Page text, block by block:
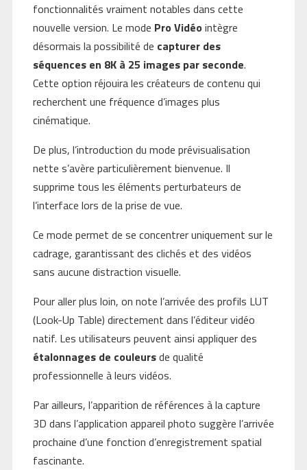
fonctionnalités vraiment notables dans cette
nouvelle version. Le mode Pro Vidéo intègre
désormais la possibilité de capturer des
séquences en 8K à 25 images par seconde.
Cette option réjouira les créateurs de contenu qui
recherchent une fréquence d’images plus
cinématique.
De plus, l’introduction du mode prévisualisation
nette s’avère particulièrement bienvenue. Il
supprime tous les éléments perturbateurs de
l’interface lors de la prise de vue.
Ce mode permet de se concentrer uniquement sur le
cadrage, garantissant des clichés et des vidéos
sans aucune distraction visuelle.
Pour aller plus loin, on note l’arrivée des profils LUT
(Look-Up Table) directement dans l’éditeur vidéo
natif. Les utilisateurs peuvent ainsi appliquer des
étalonnages de couleursde qualité
professionnelle à leurs vidéos.
Par ailleurs, l’apparition de références à la capture
3D dans l’application appareil photo suggère l’arrivée
prochaine d’une fonction d’enregistrement spatial
fascinante.